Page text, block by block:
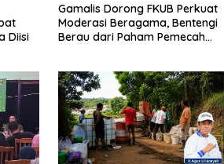
Diisi
Gamalis Dorong FKUB Perkuat
Moderasi Beragama, Bentengi
Berau dari Paham Pemecah